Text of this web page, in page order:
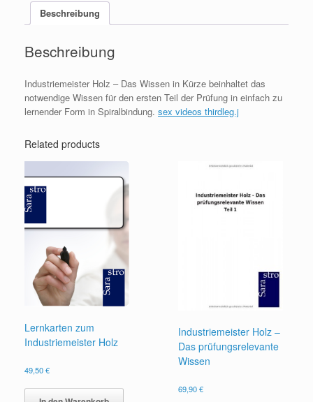
Kürze
quantity
Beschreibung
Beschreibung
Industriemeister Holz – Das Wissen in Kürze beinhaltet das
notwendige Wissen für den ersten Teil der Prüfung in einfach zu
lernender Form in Spiralbindung. sex videos thirdleg.j
Related products
Lernkarten zum
Industriemeister Holz
49,50€
Industriemeister Holz –
Das prüfungsrelevante
Wissen
69,90€